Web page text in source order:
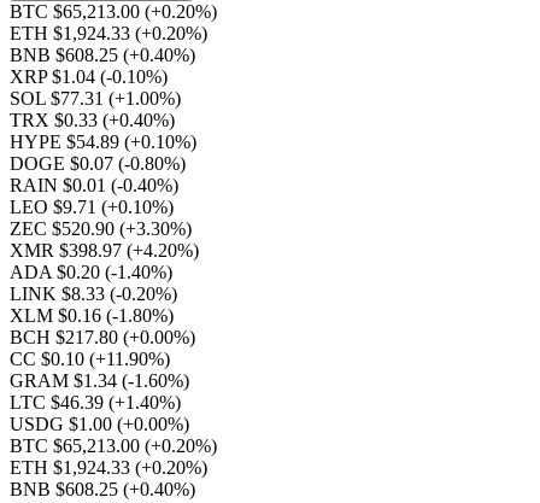
BTC $65,213.00 (+0.20%)
ETH $1,924.33 (+0.20%)
BNB $608.25 (+0.40%)
XRP $1.04 (-0.10%)
SOL $77.31 (+1.00%)
TRX $0.33 (+0.40%)
HYPE $54.89 (+0.10%)
DOGE $0.07 (-0.80%)
RAIN $0.01 (-0.40%)
LEO $9.71 (+0.10%)
ZEC $520.90 (+3.30%)
XMR $398.97 (+4.20%)
ADA $0.20 (-1.40%)
LINK $8.33 (-0.20%)
XLM $0.16 (-1.80%)
BCH $217.80 (+0.00%)
CC $0.10 (+11.90%)
GRAM $1.34 (-1.60%)
LTC $46.39 (+1.40%)
USDG $1.00 (+0.00%)
BTC $65,213.00 (+0.20%)
ETH $1,924.33 (+0.20%)
BNB $608.25 (+0.40%)